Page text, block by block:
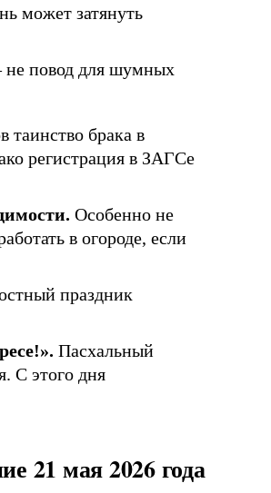
может затянуть
не повод для шумных
таинство брака в
регистрация в ЗАГСе
Особенно не
в огороде, если
праздник
Пасхальный
С этого дня
21 мая 2026 года